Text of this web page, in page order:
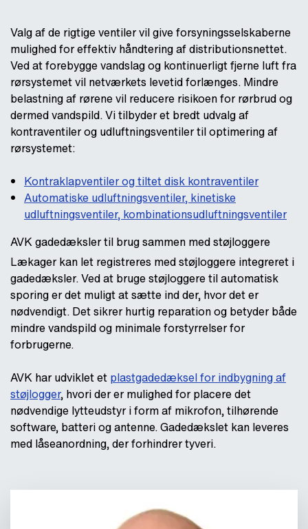
Valg af de rigtige ventiler vil give forsyningsselskaberne
mulighed for effektiv håndtering af distributionsnettet.
Ved at forebygge vandslag og kontinuerligt fjerne luft fra
rørsystemet vil netværkets levetid forlænges. Mindre
belastning af rørene vil reducere risikoen for rørbrud og
dermed vandspild. Vi tilbyder et bredt udvalg af
kontraventiler og udluftningsventiler til optimering af
rørsystemet:
Kontraklapventiler og tiltet disk kontraventiler
Automatiske udluftningsventiler, kinetiske
udluftningsventiler, kombinationsudluftningsventiler
AVK gadedæksler til brug sammen med støjloggere
Lækager kan let registreres med støjloggere integreret i
gadedæksler. Ved at bruge støjloggere til automatisk
sporing er det muligt at sætte ind der, hvor det er
nødvendigt. Det sikrer hurtig reparation og betyder både
mindre vandspild og minimale forstyrrelser for
forbrugerne.
AVK har udviklet et plastgadedæksel for indbygning af
støjlogger, hvori der er mulighed for placere det
nødvendige lytteudstyr i form af mikrofon, tilhørende
software, batteri og antenne. Gadedækslet kan leveres
med låseanordning, der forhindrer tyveri.